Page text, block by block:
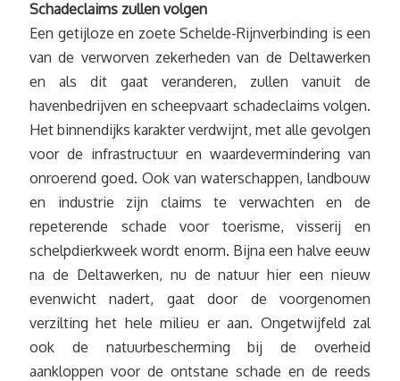
Schadeclaims zullen volgen
Een getijloze en zoete Schelde-Rijnverbinding is een
van de verworven zekerheden van de Deltawerken
en als dit gaat veranderen, zullen vanuit de
havenbedrijven en scheepvaart schadeclaims volgen.
Het binnendijks karakter verdwijnt, met alle gevolgen
voor de infrastructuur en waardevermindering van
onroerend goed. Ook van waterschappen, landbouw
en industrie zijn claims te verwachten en de
repeterende schade voor toerisme, visserij en
schelpdierkweek wordt enorm. Bijna een halve eeuw
na de Deltawerken, nu de natuur hier een nieuw
evenwicht nadert, gaat door de voorgenomen
verzilting het hele milieu er aan. Ongetwijfeld zal
ook de natuurbescherming bij de overheid
aankloppen voor de ontstane schade en de reeds